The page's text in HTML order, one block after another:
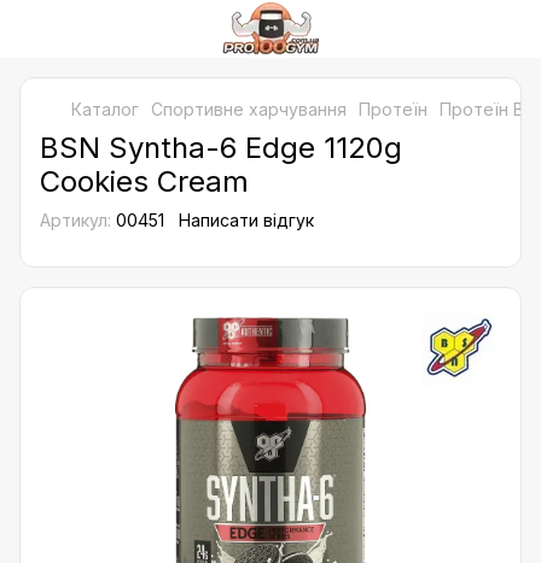
Каталог Спортивне харчування Протеїн Протеїн
BSN Syntha-6 Edge 1120g
Cookies Cream
Артикул: 00451 Написати відгук